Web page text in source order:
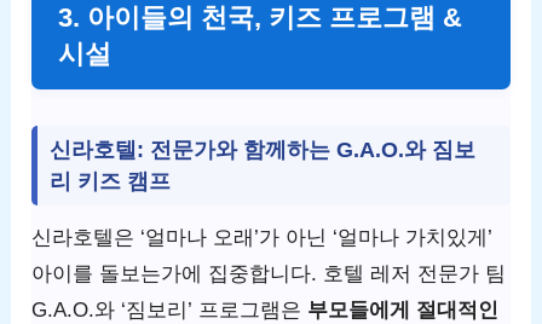
3. 아이들의 천국, 키즈 프로그램 &
시설
신라호텔: 전문가와 함께하는 G.A.O.와 짐보
리 키즈 캠프
신라호텔은 ‘얼마나 오래’가 아닌 ‘얼마나 가치있게’
아이를 돌보는가에 집중합니다. 호텔 레저 전문가 팀
G.A.O.와 ‘짐보리’ 프로그램은 부모들에게 절대적인